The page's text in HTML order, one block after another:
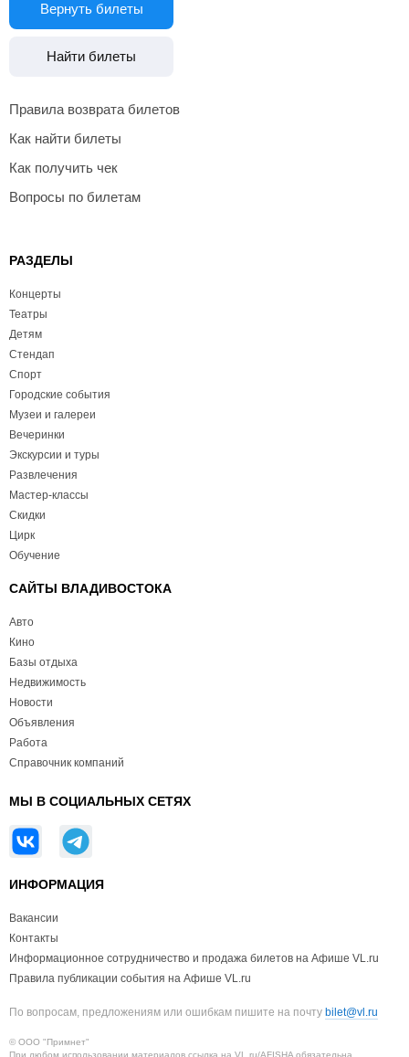
Вернуть билеты
Найти билеты
Правила возврата билетов
Как найти билеты
Как получить чек
Вопросы по билетам
РАЗДЕЛЫ
Концерты
Театры
Детям
Стендап
Спорт
Городские события
Музеи и галереи
Вечеринки
Экскурсии и туры
Развлечения
Мастер-классы
Скидки
Цирк
Обучение
САЙТЫ ВЛАДИВОСТОКА
Авто
Кино
Базы отдыха
Недвижимость
Новости
Объявления
Работа
Справочник компаний
МЫ В СОЦИАЛЬНЫХ СЕТЯХ
ИНФОРМАЦИЯ
Вакансии
Контакты
Информационное сотрудничество и продажа билетов на Афише VL.ru
Правила публикации события на Афише VL.ru
По вопросам, предложениям или ошибкам пишите на почту bilet@vl.ru
© ООО "Примнет"
При любом использовании материалов ссылка на VL.ru/AFISHA обязательна.